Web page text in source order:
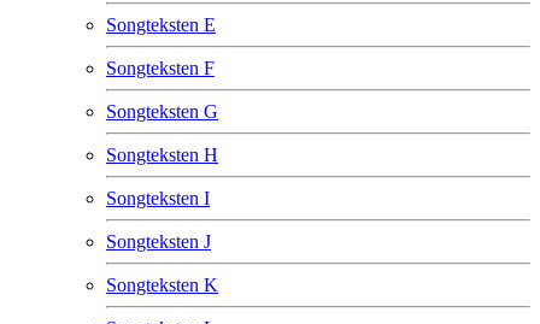
Songteksten E
Songteksten F
Songteksten G
Songteksten H
Songteksten I
Songteksten J
Songteksten K